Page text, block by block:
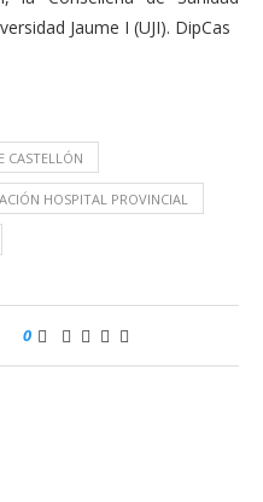
Jaume I (UJI). DipCas
CASTELLÓN
HOSPITAL PROVINCIAL
0